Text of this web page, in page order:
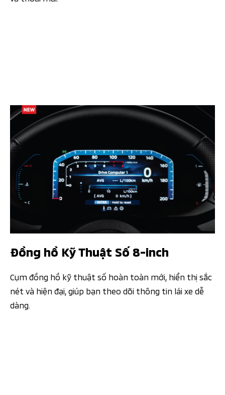
Đồng hồ Kỹ Thuật Số 8-inch​​
Cụm đồng hồ kỹ thuật số hoàn toàn mới, hiển thị sắc
nét và hiện đại, giúp bạn theo dõi thông tin lái xe dễ
dàng.​​​